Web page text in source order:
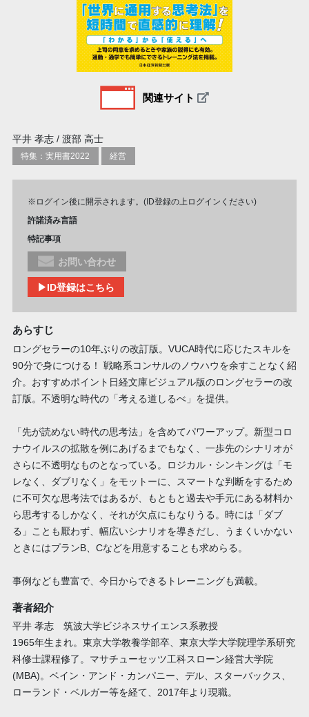
関連サイト
平井 孝志 / 渡部 高士
特集：実用書2022 経営
※ログイン後に開示されます。(ID登録の上ログインください)
許諾済み言語
特記事項
お問い合わせ
▶ID登録はこちら
あらすじ
ロングセラーの10年ぶりの改訂版。VUCA時代に応じたスキルを
90分で身につける！ 戦略系コンサルのノウハウを余すことなく紹
介。おすすめポイント日経文庫ビジュアル版のロングセラーの改
訂版。不透明な時代の「考える道しるべ」を提供。
「先が読めない時代の思考法」を含めてパワーアップ。新型コロ
ナウイルスの拡散を例にあげるまでもなく、一歩先のシナリオが
さらに不透明なものとなっている。ロジカル・シンキングは「モ
レなく、ダブリなく」をモットーに、スマートな判断をするため
に不可欠な思考法ではあるが、もともと過去や手元にある材料か
ら思考するしかなく、それが欠点にもなりうる。時には「ダブ
る」ことも厭わず、幅広いシナリオを導きだし、うまくいかない
ときにはプランB、Cなどを用意することも求めらる。
事例なども豊富で、今日からできるトレーニングも満載。
著者紹介
平井 孝志 筑波大学ビジネスサイエンス系教授
1965年生まれ。東京大学教養学部卒、東京大学大学院理学系研究
科修士課程修了。マサチューセッツ工科スローン経営大学院
(MBA)。ベイン・アンド・カンパニー、デル、スターバックス、
ローランド・ベルガー等を経て、2017年より現職。